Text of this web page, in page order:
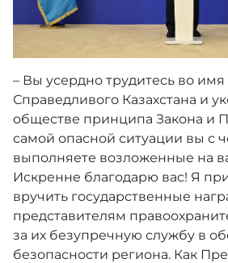
– Вы усердно трудитесь во
Справедливого Казахстана и
обществе принципа Закона и
самой опасной ситуации вы с
выполняете возложенные на
Искренне благодарю вас! Я
вручить государственные
представителям
за их безупречную службу в
безопасности региона. Как